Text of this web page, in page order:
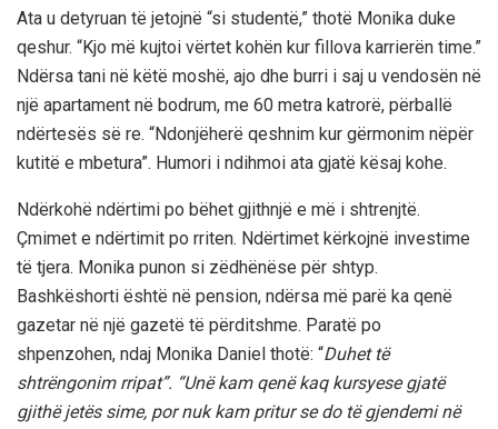
Ata u detyruan të jetojnë “si studentë,” thotë Monika duke
qeshur. “Kjo më kujtoi vërtet kohën kur fillova karrierën time.”
Ndërsa tani në këtë moshë, ajo dhe burri i saj u vendosën në
një apartament në bodrum, me 60 metra katrorë, përballë
ndërtesës së re. “Ndonjëherë qeshnim kur gërmonim nëpër
kutitë e mbetura”. Humori i ndihmoi ata gjatë kësaj kohe.
Ndërkohë ndërtimi po bëhet gjithnjë e më i shtrenjtë.
Çmimet e ndërtimit po rriten. Ndërtimet kërkojnë investime
të tjera. Monika punon si zëdhënëse për shtyp.
Bashkëshorti është në pension, ndërsa më parë ka qenë
gazetar në një gazetë të përditshme. Paratë po
shpenzohen, ndaj Monika Daniel thotë: “Duhet të
shtrëngonim rripat”. “Unë kam qenë kaq kursyese gjatë
gjithë jetës sime, por nuk kam pritur se do të gjendemi në